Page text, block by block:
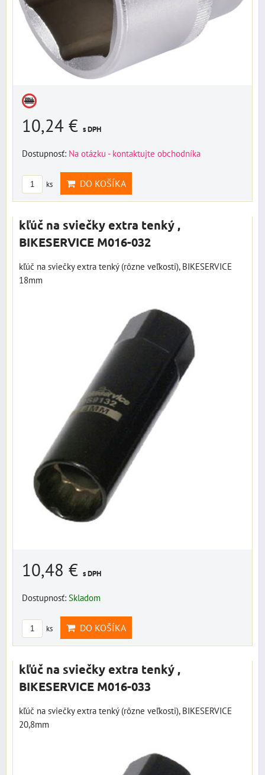
10,24 € s DPH
Dostupnosť: Na otázku - kontaktujte obchodníka
ks DO KOŠÍKA
kľúč na sviečky extra tenký ,
BIKESERVICE M016-032
kľúč na sviečky extra tenký (rôzne veľkosti), BIKESERVICE
18mm
10,48 € s DPH
Dostupnosť: Skladom
ks DO KOŠÍKA
kľúč na sviečky extra tenký ,
BIKESERVICE M016-033
kľúč na sviečky extra tenký (rôzne veľkosti), BIKESERVICE
20,8mm